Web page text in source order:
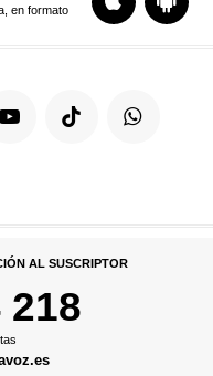
en formato
AL SUSCRIPTOR
218